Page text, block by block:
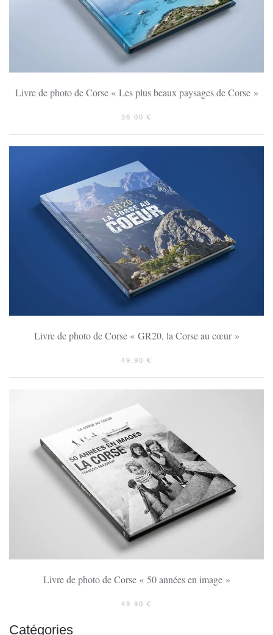
Livre de photo de Corse « Les plus beaux paysages de Corse »
36.00 €
Livre de photo de Corse « GR20, la Corse au cœur »
49.90 €
Livre de photo de Corse « 50 années en image »
49.90 €
Catégories